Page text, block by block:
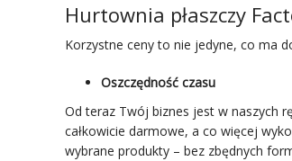
Hurtownia płaszczy
Korzystne ceny to nie jedyne, co ma
Oszczędność czasu
Od teraz Twój biznes jest w naszych
całkowicie darmowe, a co więcej
wybrane produkty – bez zbędnych